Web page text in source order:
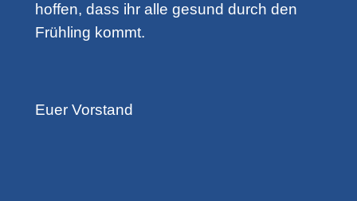
hoffen, dass ihr alle gesund durch den
Frühling kommt.
Euer Vorstand